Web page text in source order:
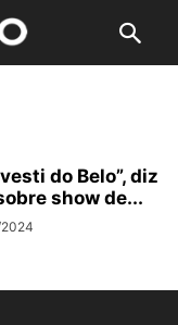
do Belo”, diz
show de...